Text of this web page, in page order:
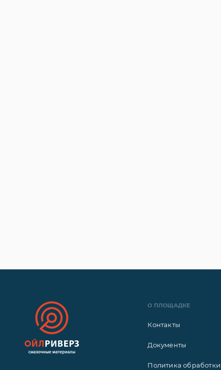
О ПЛОЩАДКЕ
Контакты
Документы
Политика обработки